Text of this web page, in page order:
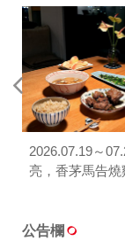
2026.07.19～
亮，香茅馬告燒
公告欄